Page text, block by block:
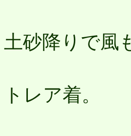
土砂降りで風
トレア着。